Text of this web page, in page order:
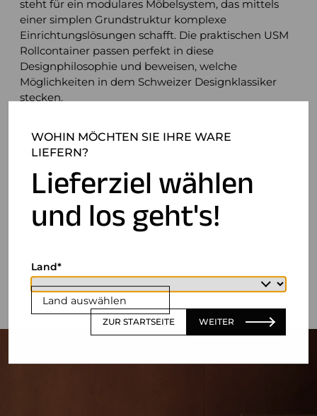
WOHIN MÖCHTEN SIE IHRE WARE
LIEFERN?
Lieferziel wählen
und los geht's!
Land auswählen
Land
ZUR STARTSEITE WEITER
steht für ein modulares Möbelsystem, das mittels
einer simplen Grundstruktur komplexe
Einrichtungslösungen schafft. Die praktischen USM
Rollcontainer passen perfekt in diese
Designphilosophie und beweisen, welche
Möglichkeiten in dem Schweizer Designklassiker
stecken.
Produktdetails